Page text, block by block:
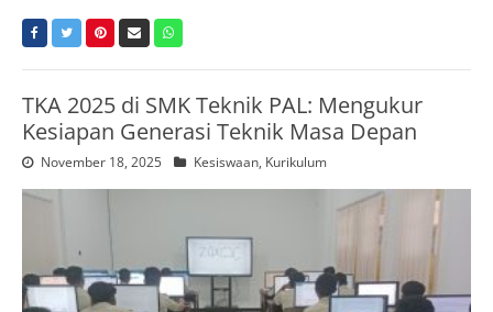
TKA 2025 di SMK Teknik PAL: Mengukur
Kesiapan Generasi Teknik Masa Depan
November 18, 2025 Kesiswaan, Kurikulum